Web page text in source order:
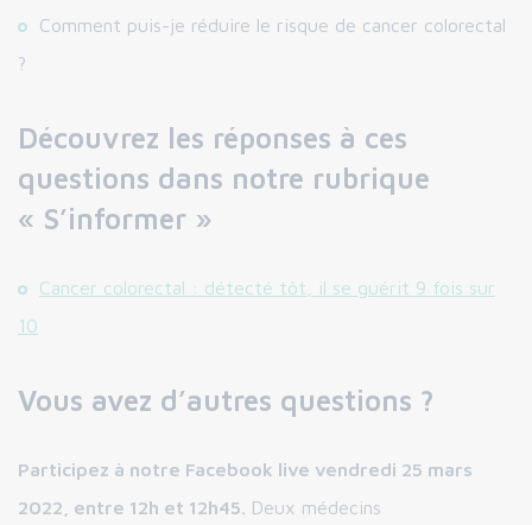
Comment puis-je réduire le risque de cancer colorectal
?
Découvrez les réponses à ces
questions dans notre rubrique
« S’informer »
Cancer colorectal : détecté tôt, il se guérit 9 fois sur
10
Vous avez d’autres questions ?
Participez à notre Facebook live vendredi 25 mars
2022, entre 12h et 12h45. Deux médecins